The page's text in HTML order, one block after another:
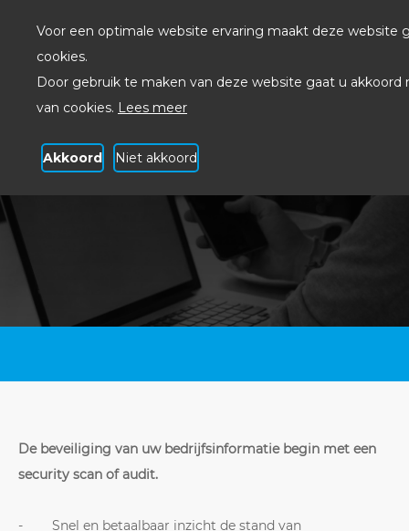
Voor een optimale website ervaring maakt deze website
cookies.
Door gebruik te maken van deze website gaat u
van cookies. Lees meer
Akkoord Niet akkoord
Security Scan
De beveiliging van uw bedrijfsinformatie begin met een
security scan of audit.
- Snel en betaalbaar inzicht de stand van